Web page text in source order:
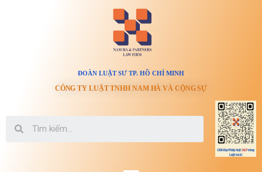
ĐOÀN LUẬT SƯ TP. HỒ CHÍ MINH
CÔNG TY LUẬT TNHH NAM HÀ VÀ CỘNG SỰ